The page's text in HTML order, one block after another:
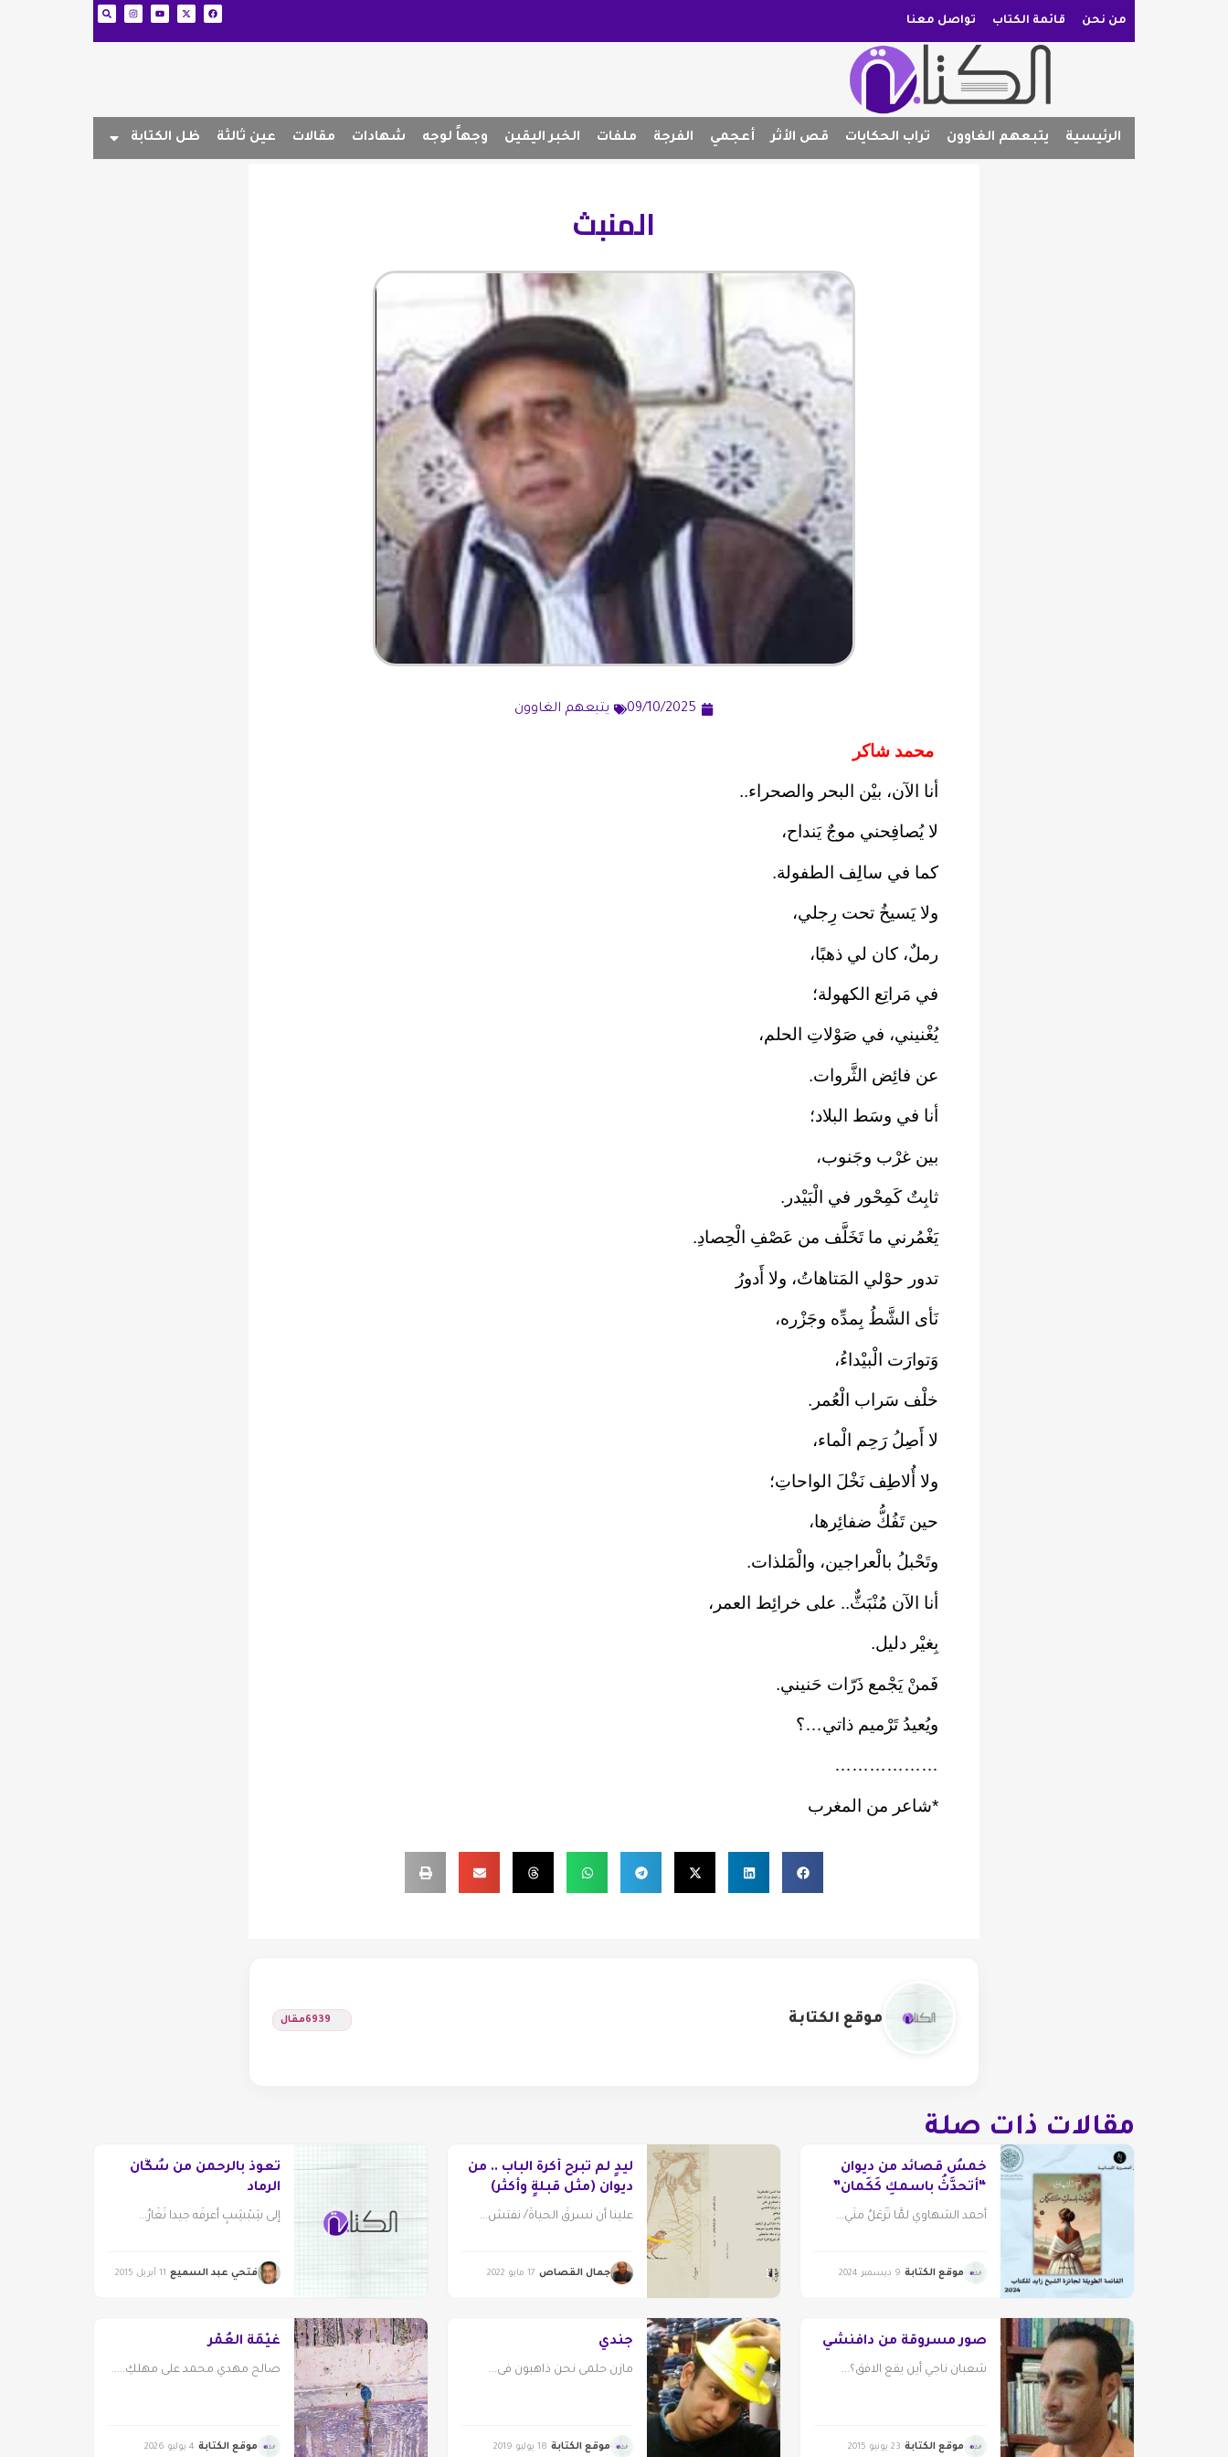
من نحن قائمة الكتاب تواصل معنا
الرئيسية يتبعهم الغاوون تراب الحكايات قص الأثر أعجمي الفرجة ملفات الخبر اليقين وجهاً لوجه شهادات مقالات عين ثالثة ظل الكتابة
المنبث
09/10/2025 يتبعهم الغاوون
محمد شاكر
أنا الآن، بيْن البحر والصحراء..
لا يُصافِحني موجٌ يَنداح،
كما في سالِف الطفولة.
ولا يَسيخُ تحت رِجلي،
رملٌ، كان لي ذهبًا،
في مَراتِع الكهولة؛
يُغْنيني، في صَوْلاتِ الحلم،
عن فائِض الثَّروات.
أنا في وسَط البلاد؛
بين غرْب وجَنوب،
ثابِتٌ كَمِحْور في الْبَيْدر.
يَغْمُرني ما تَخَلَّف من عَصْفِ الْحِصادِ.
تدور حوْلي المَتاهاتُ، ولا أَدورُ
نَأى الشَّطُ بِمدِّه وجَزْره،
وَتوارَت الْبيْداءُ،
خلْف سَراب الْعُمر.
لا أَصِلُ رَحِم الْماء،
ولا أُلاطِف نَخْلَ الواحاتِ؛
حين تَفُكُّ ضفائِرها،
وتَحْبلُ بالْعراجين، والْمَلذات.
أنا الآن مُنْبَثٌّ.. على خرائِط العمر،
بِغيْر دليل.
فَمنْ يَجْمع ذَرّات حَنيني.
ويُعيدُ تَرْميم ذاتي…؟
………………
*شاعر من المغرب
موقع الكتابة 6939مقال
مقالات ذات صلة
خمسُ قصائد من ديوان
“أتحدَّثُ باسمكِ كَكَمان”
أحمد الشهاوي لمَّا تَزْعَلُ منِّي...
موقع الكتابة 9 ديسمبر 2024
ليدٍ لم تبرح أكرةَ الباب .. من
ديوان (مثل قبلةٍ وأكثر)
علينا أن نسرقَ الحياةَ/ نفتش...
جمال القصاص 17 مايو 2022
تعوذ بالرحمن من سُكَّان
الرماد
إلى شِبْشِبٍ أعرفُه جيدا نَغَارُ...
فتحي عبد السميع 11 أبريل 2015
صور مسروقة من دافنشي
شعبان ناجي أين يقع الافق؟...
موقع الكتابة 23 يونيو 2015
جندي
مازن حلمى نحن ذاهبون فى...
موقع الكتابة 18 يوليو 2019
غَيْمَةُ العُمْر
صالح مهدي محمد على مهلكِ.....
موقع الكتابة 4 يوليو 2026